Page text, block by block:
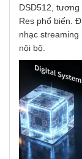
DSD512,
Res phổ biến.
nhạc
nội bộ.